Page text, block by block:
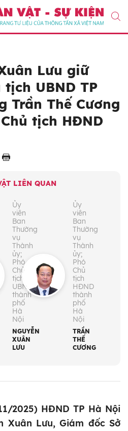
Lưu giữ
tịch UBND TP
Trần Thế Cương
tịch HĐND
LIÊN QUAN
Ủy
viên
Ban
Thường
vụ
Thành
ủy;
Phó
Chủ
tịch
UBND
thành
phố
Hà
Nội
NGUYỄN
XUÂN
LƯU
Ủy
viên
Ban
Thường
vụ
Thành
ủy;
Phó
Chủ
tịch
HĐND
thành
phố
Hà
Nội
TRẦN
THẾ
CƯƠNG
2025) HĐND TP Hà Nội
Xuân Lưu, Giám đốc Sở